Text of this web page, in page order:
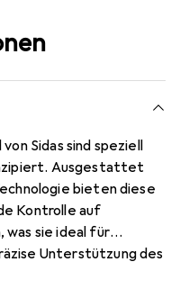
Sidas sind speziell
Ausgestattet
bieten diese
Kontrolle auf
was sie ideal für
Unterstützung des
Mit einem